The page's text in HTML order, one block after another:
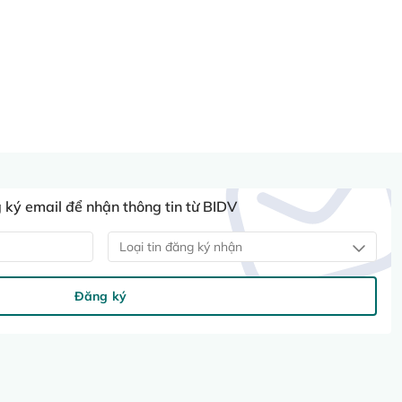
email để nhận thông tin từ BIDV
Loại tin đăng ký nhận
Đăng ký